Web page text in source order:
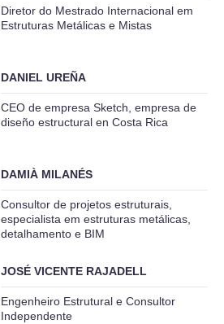
Diretor do Mestrado Internacional em
Estruturas Metálicas e Mistas
DANIEL UREÑA
CEO de empresa Sketch, empresa de
diseño estructural en Costa Rica
DAMIÀ MILANÉS
Consultor de projetos estruturais,
especialista em estruturas metálicas,
detalhamento e BIM
JOSÉ VICENTE RAJADELL
Engenheiro Estrutural e Consultor
Independente